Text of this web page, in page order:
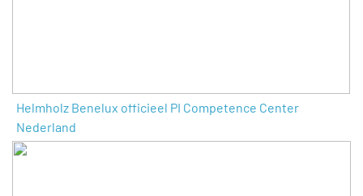
Helmholz Benelux officieel PI Competence Center
Nederland